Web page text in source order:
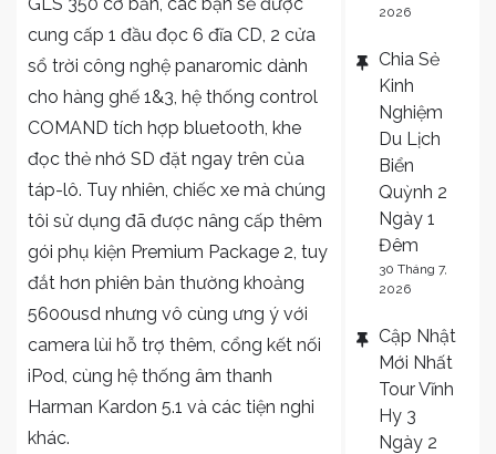
cung cấp 1 đầu đọc 6 đĩa CD, 2 cửa
sổ trời công nghệ panaromic dành
cho hàng ghế 1&3, hệ thống control
COMAND tích hợp bluetooth, khe
đọc thẻ nhớ SD đặt ngay trên của
táp-lô. Tuy nhiên, chiếc xe mà chúng
tôi sử dụng đã được nâng cấp thêm
gói phụ kiện Premium Package 2, tuy
đắt hơn phiên bản thường khoảng
5600usd nhưng vô cùng ưng ý với
camera lùi hỗ trợ thêm, cổng kết nối
iPod, cùng hệ thống âm thanh
Harman Kardon 5.1 và các tiện nghi
khác.
2026
Chia Sẻ
Kinh
Nghiệm
Du Lịch
Biển
Quỳnh 2
Ngày 1
Đêm
30 Tháng 7,
2026
Cập Nhật
Mới Nhất
Tour Vĩnh
Hy 3
Ngày 2